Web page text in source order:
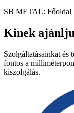
SB METAL: Főoldal
Kinek
Szolgáltatásainkat és
fontos a
kiszolgálás.